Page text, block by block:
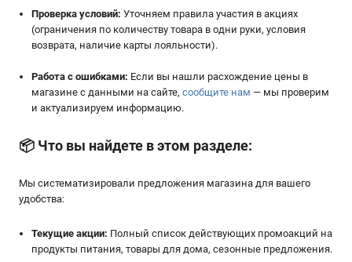
Проверка условий: Уточняем правила участия в акциях
(ограничения по количеству товара в одни руки, условия
возврата, наличие карты лояльности).
Работа с ошибками: Если вы нашли расхождение цены в
магазине с данными на сайте,сообщите нам — мы проверим
и актуализируем информацию.
📦 Что вы найдете в этом разделе:
Мы систематизировали предложения магазина для вашего
удобства:
Текущие акции: Полный список действующих промоакций на
продукты питания, товары для дома, сезонные предложения.